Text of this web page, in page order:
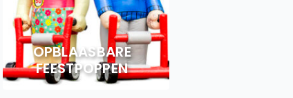
OPBLAASBARE
FEESTPOPPEN